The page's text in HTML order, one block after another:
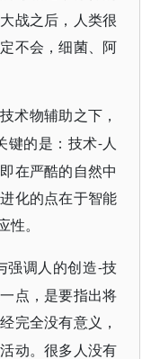
战之后，人类很
不会，细菌、阿
术物辅助之下，
键的是：技术-人
在严酷的自然中
化的点在于智能
性。
强调人的创造-技
点，是要指出将
完全没有意义，
动。很多人没有